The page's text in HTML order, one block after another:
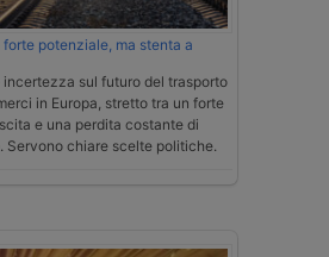
potenziale, ma stenta a
incertezza sul futuro del trasporto
in Europa, stretto tra un forte
e una perdita costante di
Servono chiare scelte politiche.